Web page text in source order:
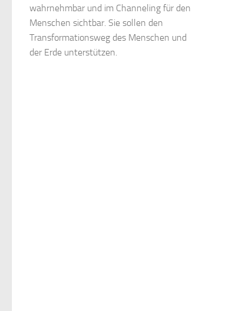
wahrnehmbar und im Channeling für den
Menschen sichtbar. Sie sollen den
Transformationsweg des Menschen und
der Erde unterstützen.